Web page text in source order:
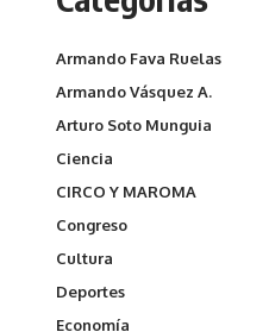
Armando Fava Ruelas
Armando Vásquez A.
Arturo Soto Munguia
Ciencia
CIRCO Y MAROMA
Congreso
Cultura
Deportes
Economía